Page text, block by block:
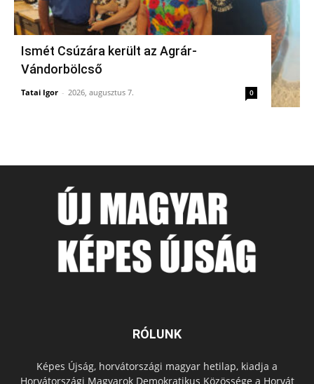
Ismét Csúzára került az Agrár-
Vándorbölcső
Tatai Igor - 2026, augusztus 7. 0
RÓLUNK
Képes Újság, horvátországi magyar hetilap, kiadja a
Horvátországi Magyarok Demokratikus Közössége a Horvát